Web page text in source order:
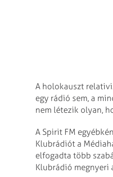
A holokauszt
egy rádió sem, a
nem létezik olyan,
A Spirit FM
Klubrádiót a
elfogadta több
Klubrádió megnyeri